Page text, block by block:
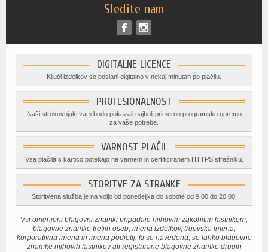
Sledite nam
DIGITALNE LICENCE
Ključi izdelkov so poslani digitalno v nekaj minutah po plačilu.
PROFESIONALNOST
Naši strokovnjaki vam bodo pokazali najbolj primerno programsko opremo
za vaše potrebe.
VARNOST PLAČIL
Vsa plačila s kartico potekajo na varnem in certificiranem HTTPS strežniku.
STORITVE ZA STRANKE
Storitvena služba je na voljo od ponedeljka do sobote od 9.00 do 20.00.
Vsi omenjeni blagovni znamki pripadajo njihovim zakonitim lastnikom;
blagovne znamke tretjih oseb, imena izdelkov, trgovska imena,
korporativna imena in imena podjetij, ki so navedena, so lahko blagovne
znamke njihovih lastnikov ali registrirane blagovne znamke drugih